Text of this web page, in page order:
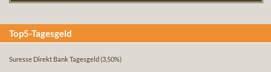
Top5-Tagesgeld
Suresse Direkt Bank Tagesgeld (3,50%)